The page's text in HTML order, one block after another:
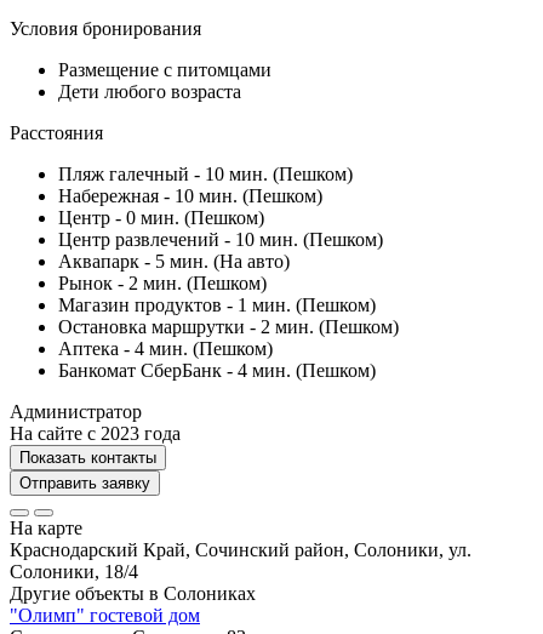
Условия бронирования
Размещение с питомцами
Дети любого возраста
Расстояния
Пляж галечный - 10 мин. (Пешком)
Набережная - 10 мин. (Пешком)
Центр - 0 мин. (Пешком)
Центр развлечений - 10 мин. (Пешком)
Аквапарк - 5 мин. (На авто)
Рынок - 2 мин. (Пешком)
Магазин продуктов - 1 мин. (Пешком)
Остановка маршрутки - 2 мин. (Пешком)
Аптека - 4 мин. (Пешком)
Банкомат СберБанк - 4 мин. (Пешком)
Администратор
На сайте с 2023 года
Показать контакты
Отправить заявку
На карте
Краснодарский Край, Сочинский район, Солоники, ул.
Солоники, 18/4
Другие объекты в Солониках
"Олимп" гостевой дом